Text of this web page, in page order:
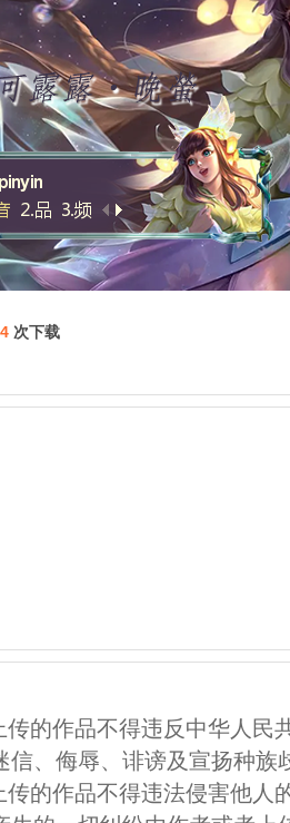
次下载
的作品不得违反中华人民
信、侮辱、诽谤及宣扬种族
的作品不得违法侵害他人